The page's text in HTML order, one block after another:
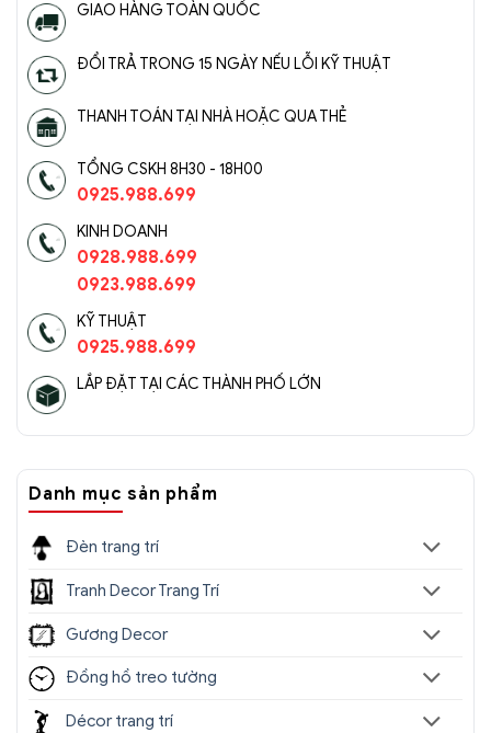
GIAO HÀNG TOÀN QUỐC
ĐỔI TRẢ TRONG 15 NGÀY NẾU LỖI KỸ THUẬT
THANH TOÁN TẠI NHÀ HOẶC QUA THẺ
TỔNG CSKH 8H30 - 18H00
0925.988.699
KINH DOANH
0928.988.699
0923.988.699
KỸ THUẬT
0925.988.699
LẮP ĐẶT TẠI CÁC THÀNH PHỐ LỚN
Danh mục sản phẩm
Đèn trang trí
Tranh Decor Trang Trí
Gương Decor
Đồng hồ treo tường
Décor trang trí